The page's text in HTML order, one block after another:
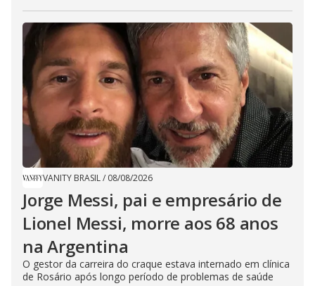
VANITY BRASIL/ 08/08/2026
Jorge Messi, pai e empresário de
Lionel Messi, morre aos 68 anos
na Argentina
O gestor da carreira do craque estava internado em clínica
de Rosário após longo período de problemas de saúde